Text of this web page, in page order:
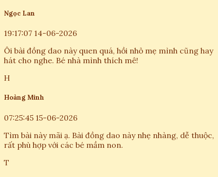
Ngọc Lan
19:17:07 14-06-2026
Ôi bài đồng dao này quen quá, hồi nhỏ mẹ mình cũng hay
hát cho nghe. Bé nhà mình thích mê!
H
Hoàng Minh
07:25:45 15-06-2026
Tìm bài này mãi ạ. Bài đồng dao này nhẹ nhàng, dễ thuộc,
rất phù hợp với các bé mầm non.
T